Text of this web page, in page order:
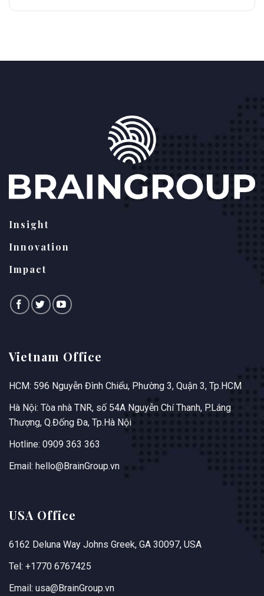
Insight
Innovation
Impact
Vietnam Office
HCM: 596 Nguyễn Đình Chiểu, Phường 3, Quận 3, Tp.HCM
Hà Nội: Tòa nhà TNR, số 54A Nguyễn Chí Thanh, P.Láng
Thượng, Q.Đống Đa, Tp.Hà Nội
Hotline: 0909 363 363
Email: hello@BrainGroup.vn
USA Office
6162 Deluna Way Johns Greek, GA 30097, USA
Tel: +1770 6767425
Email: usa@BrainGroup.vn